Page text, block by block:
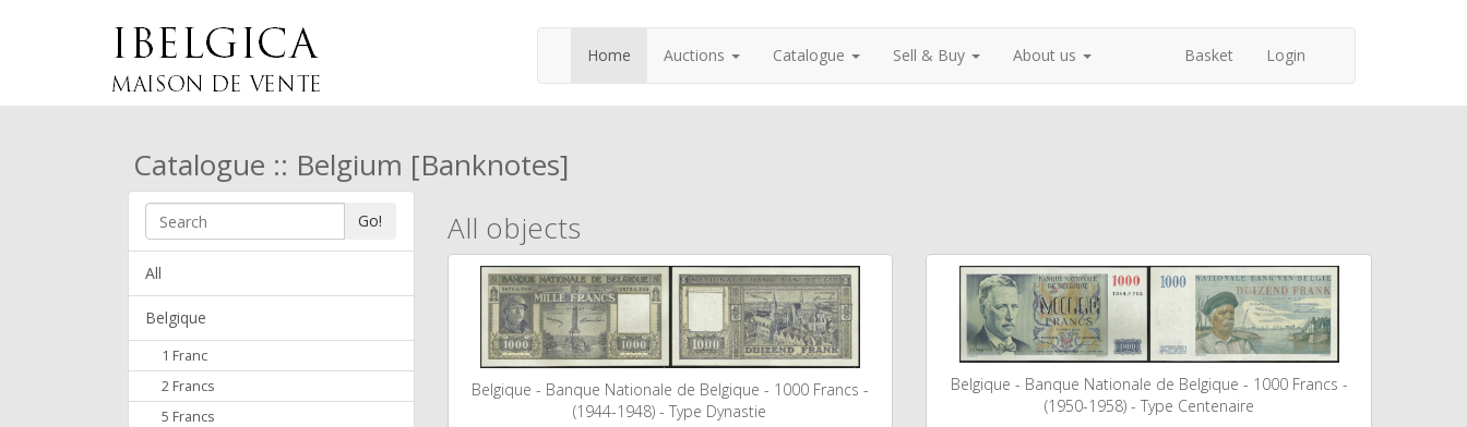
Home Auctions Catalogue Sell & Buy About us Basket Login
Catalogue :: Belgium [Banknotes]
Go!
All
Belgique
1 Franc
2 Francs
5 Francs
All objects
Belgique - Banque Nationale de Belgique - 1000 Francs -
(1944-1948) - Type Dynastie
Belgique - Banque Nationale de Belgique - 1000 Francs -
(1950-1958) - Type Centenaire